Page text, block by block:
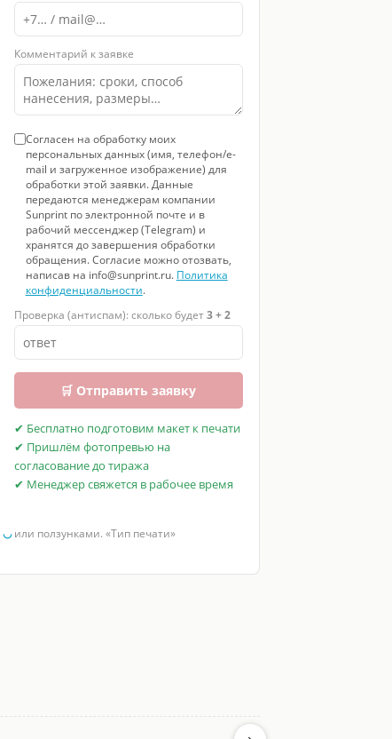
Комментарий к заявке
Согласен на обработку моих
персональных данных (имя, телефон/e-
mail и загруженное изображение) для
обработки этой заявки. Данные
передаются менеджерам компании
Sunprint по электронной почте и в
рабочий мессенджер (Telegram) и
хранятся до завершения обработки
обращения. Согласие можно отозвать,
написав на info@sunprint.ru. Политика
конфиденциальности.
Проверка (антиспам): сколько будет3 + 2
🛒 Отправить заявку
✔ Бесплатно подготовим макет к печати
✔ Пришлём фотопревью на
согласование до тиража
✔ Менеджер свяжется в рабочее время
◡или ползунками. «Тип печати»